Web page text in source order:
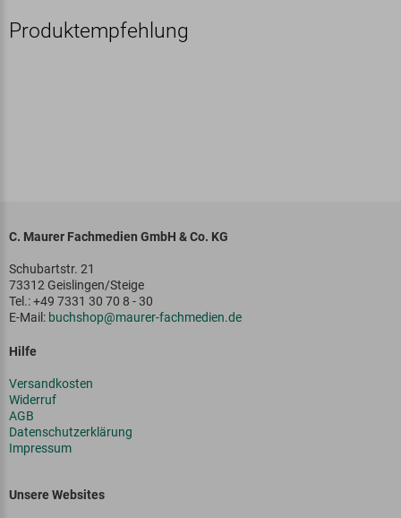
Produktempfehlung
C. Maurer Fachmedien GmbH & Co. KG
Schubartstr. 21
73312 Geislingen/Steige
Tel.: +49 7331 30 70 8 - 30
E-Mail: buchshop@maurer-fachmedien.de
Hilfe
Versandkosten
Widerruf
AGB
Datenschutzerklärung
Impressum
Unsere Websites